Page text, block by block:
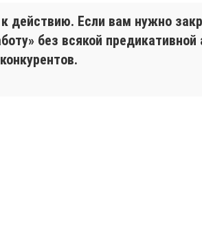
действию. Если вам нужно
без всякой